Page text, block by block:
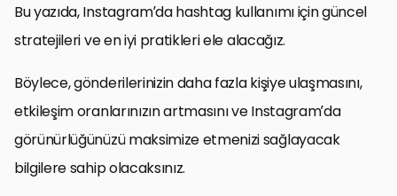
Bu yazıda, Instagram’da hashtag kullanımı için güncel
stratejileri ve en iyi pratikleri ele alacağız.
Böylece, gönderilerinizin daha fazla kişiye ulaşmasını,
etkileşim oranlarınızın artmasını ve Instagram’da
görünürlüğünüzü maksimize etmenizi sağlayacak
bilgilere sahip olacaksınız.